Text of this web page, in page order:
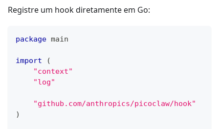
Registre um hook diretamente em Go:
package main
import
(
"context"
"log"
"github.com/anthropics/picoclaw/hook"
)